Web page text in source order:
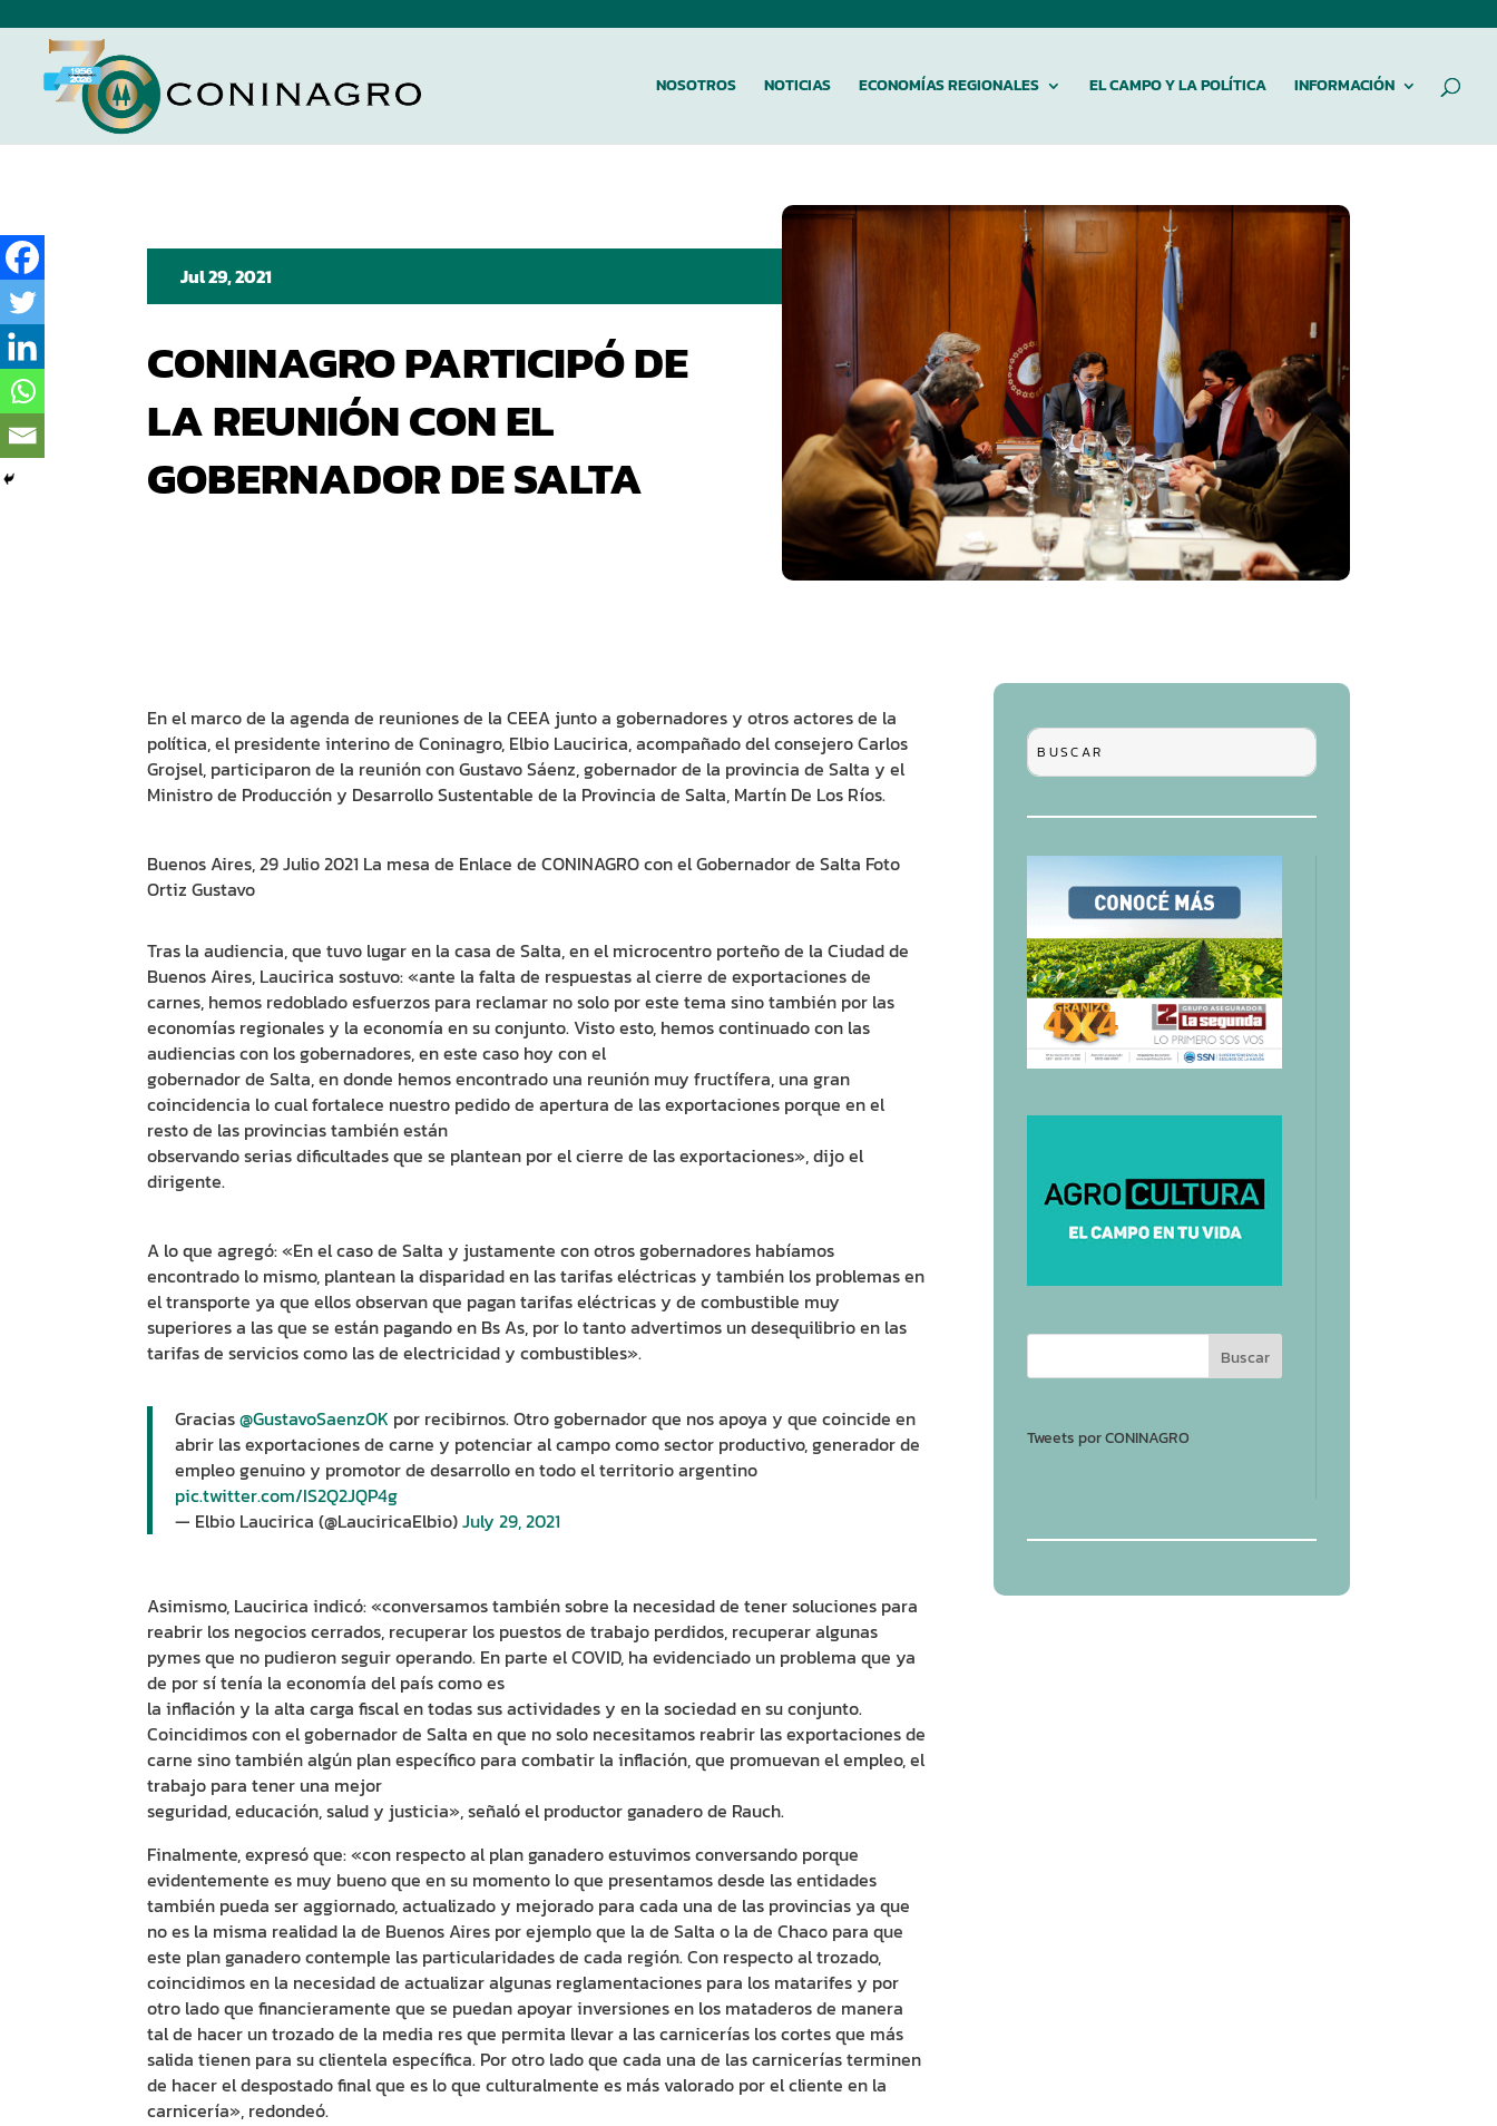
NOSOTROS NOTICIAS ECONOMÍAS REGIONALES EL CAMPO Y LA POLÍTICA INFORMACIÓN
Jul 29, 2021
CONINAGRO PARTICIPÓ DE
LA REUNIÓN CON EL
GOBERNADOR DE SALTA
En el marco de la agenda de reuniones de la CEEA junto a gobernadores y otros actores de la
política, el presidente interino de Coninagro, Elbio Laucirica, acompañado del consejero Carlos
Grojsel, participaron de la reunión con Gustavo Sáenz, gobernador de la provincia de Salta y el
Ministro de Producción y Desarrollo Sustentable de la Provincia de Salta, Martín De Los Ríos.
Buenos Aires, 29 Julio 2021 La mesa de Enlace de CONINAGRO con el Gobernador de Salta Foto
Ortiz Gustavo
Tras la audiencia, que tuvo lugar en la casa de Salta, en el microcentro porteño de la Ciudad de
Buenos Aires, Laucirica sostuvo: «ante la falta de respuestas al cierre de exportaciones de
carnes, hemos redoblado esfuerzos para reclamar no solo por este tema sino también por las
economías regionales y la economía en su conjunto. Visto esto, hemos continuado con las
audiencias con los gobernadores, en este caso hoy con el
gobernador de Salta, en donde hemos encontrado una reunión muy fructífera, una gran
coincidencia lo cual fortalece nuestro pedido de apertura de las exportaciones porque en el
resto de las provincias también están
observando serias dificultades que se plantean por el cierre de las exportaciones», dijo el
dirigente.
A lo que agregó: «En el caso de Salta y justamente con otros gobernadores habíamos
encontrado lo mismo, plantean la disparidad en las tarifas eléctricas y también los problemas en
el transporte ya que ellos observan que pagan tarifas eléctricas y de combustible muy
superiores a las que se están pagando en Bs As, por lo tanto advertimos un desequilibrio en las
tarifas de servicios como las de electricidad y combustibles».
Gracias@GustavoSaenzOK por recibirnos. Otro gobernador que nos apoya y que coincide en
abrir las exportaciones de carne y potenciar al campo como sector productivo, generador de
empleo genuino y promotor de desarrollo en todo el territorio argentino
pic.twitter.com/IS2Q2JQP4g
— Elbio Laucirica (@LauciricaElbio)July 29, 2021
Asimismo, Laucirica indicó: «conversamos también sobre la necesidad de tener soluciones para
reabrir los negocios cerrados, recuperar los puestos de trabajo perdidos, recuperar algunas
pymes que no pudieron seguir operando. En parte el COVID, ha evidenciado un problema que ya
de por sí tenía la economía del país como es
la inflación y la alta carga fiscal en todas sus actividades y en la sociedad en su conjunto.
Coincidimos con el gobernador de Salta en que no solo necesitamos reabrir las exportaciones de
carne sino también algún plan específico para combatir la inflación, que promuevan el empleo, el
trabajo para tener una mejor
seguridad, educación, salud y justicia», señaló el productor ganadero de Rauch.
Finalmente, expresó que: «con respecto al plan ganadero estuvimos conversando porque
evidentemente es muy bueno que en su momento lo que presentamos desde las entidades
también pueda ser aggiornado, actualizado y mejorado para cada una de las provincias ya que
no es la misma realidad la de Buenos Aires por ejemplo que la de Salta o la de Chaco para que
este plan ganadero contemple las particularidades de cada región. Con respecto al trozado,
coincidimos en la necesidad de actualizar algunas reglamentaciones para los matarifes y por
otro lado que financieramente que se puedan apoyar inversiones en los mataderos de manera
tal de hacer un trozado de la media res que permita llevar a las carnicerías los cortes que más
salida tienen para su clientela específica. Por otro lado que cada una de las carnicerías terminen
de hacer el despostado final que es lo que culturalmente es más valorado por el cliente en la
carnicería», redondeó.
Tweets por CONINAGRO